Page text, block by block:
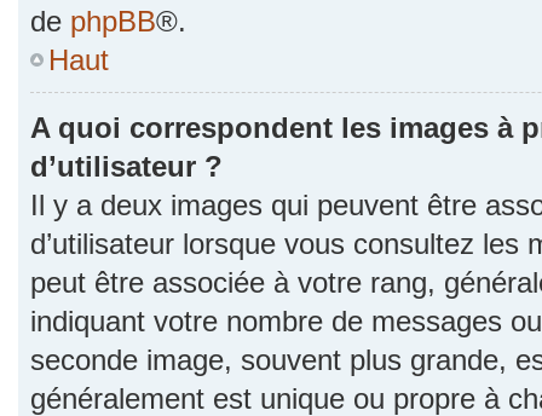
de phpBB®.
Haut
A quoi correspondent les images à
d’utilisateur ?
Il y a deux images qui peuvent être
d’utilisateur lorsque vous consultez les
peut être associée à votre rang,
indiquant votre nombre de messages
seconde image, souvent plus grande,
généralement est unique ou propre à